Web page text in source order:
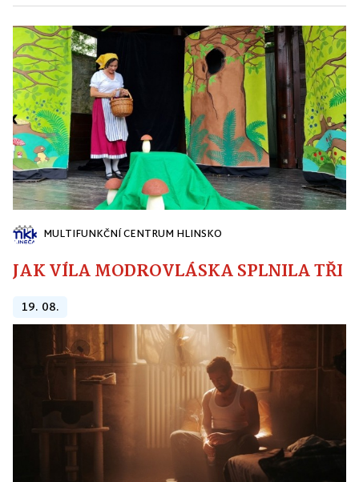
MULTIFUNKČNÍ CENTRUM HLINSKO
JAK VÍLA MODROVLÁSKA SPLNILA
19. 08.